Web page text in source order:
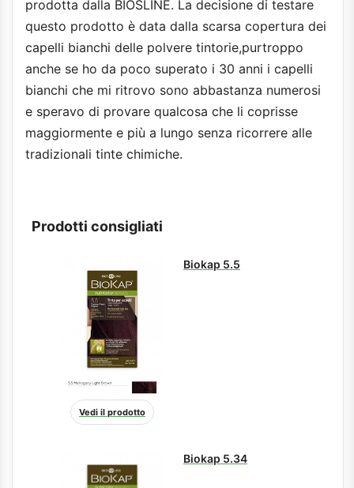
prodotta dalla BIOSLINE. La decisione di testare
questo prodotto è data dalla scarsa copertura dei
capelli bianchi delle polvere tintorie,purtroppo
anche se ho da poco superato i 30 anni i capelli
bianchi che mi ritrovo sono abbastanza numerosi
e speravo di provare qualcosa che li coprisse
maggiormente e più a lungo senza ricorrere alle
tradizionali tinte chimiche.
Prodotti consigliati
Vedi il prodotto
Biokap 5.5
Biokap 5.34